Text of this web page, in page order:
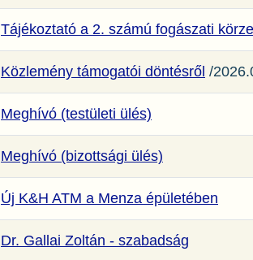
Tájékoztató a 2. számú fogászati
Közlemény támogatói döntésről /
Meghívó (testületi ülés)
Meghívó (bizottsági ülés)
Új K&H ATM a Menza épületében
Dr. Gallai Zoltán - szabadság